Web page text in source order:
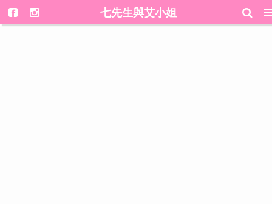
七先生與艾小姐